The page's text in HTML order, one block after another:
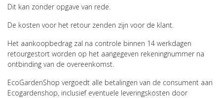
Dit kan zonder opgave van rede.
De kosten voor het retour zenden zijn voor de klant.
Het aankoopbedrag zal na controle binnen 14 werkdagen
retourgestort worden op het aangegeven rekeningnummer na
ontbinding van de overeenkomst.
EcoGardenShop vergoedt alle betalingen van de consument aan
Ecogardenshop, inclusief eventuele leveringskosten door